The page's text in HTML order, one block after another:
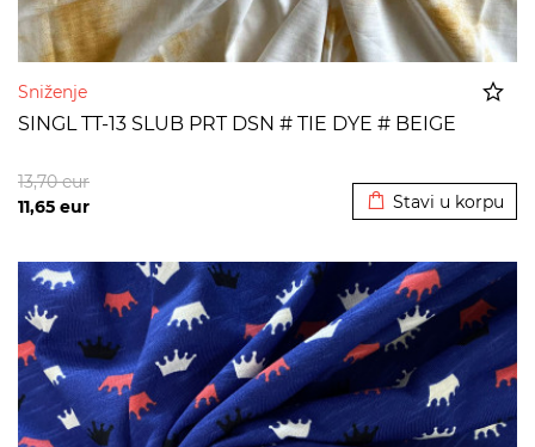
Sniženje
SINGL TT-13 SLUB PRT DSN # TIE DYE # BEIGE
11,65 eur
13,70eur
Stavi u korpu